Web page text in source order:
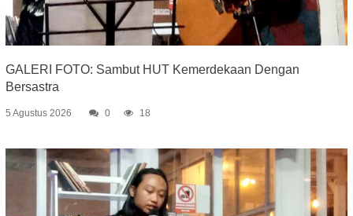
GALERI FOTO: Sambut HUT Kemerdekaan Dengan
Bersastra
5 Agustus 2026 0 18